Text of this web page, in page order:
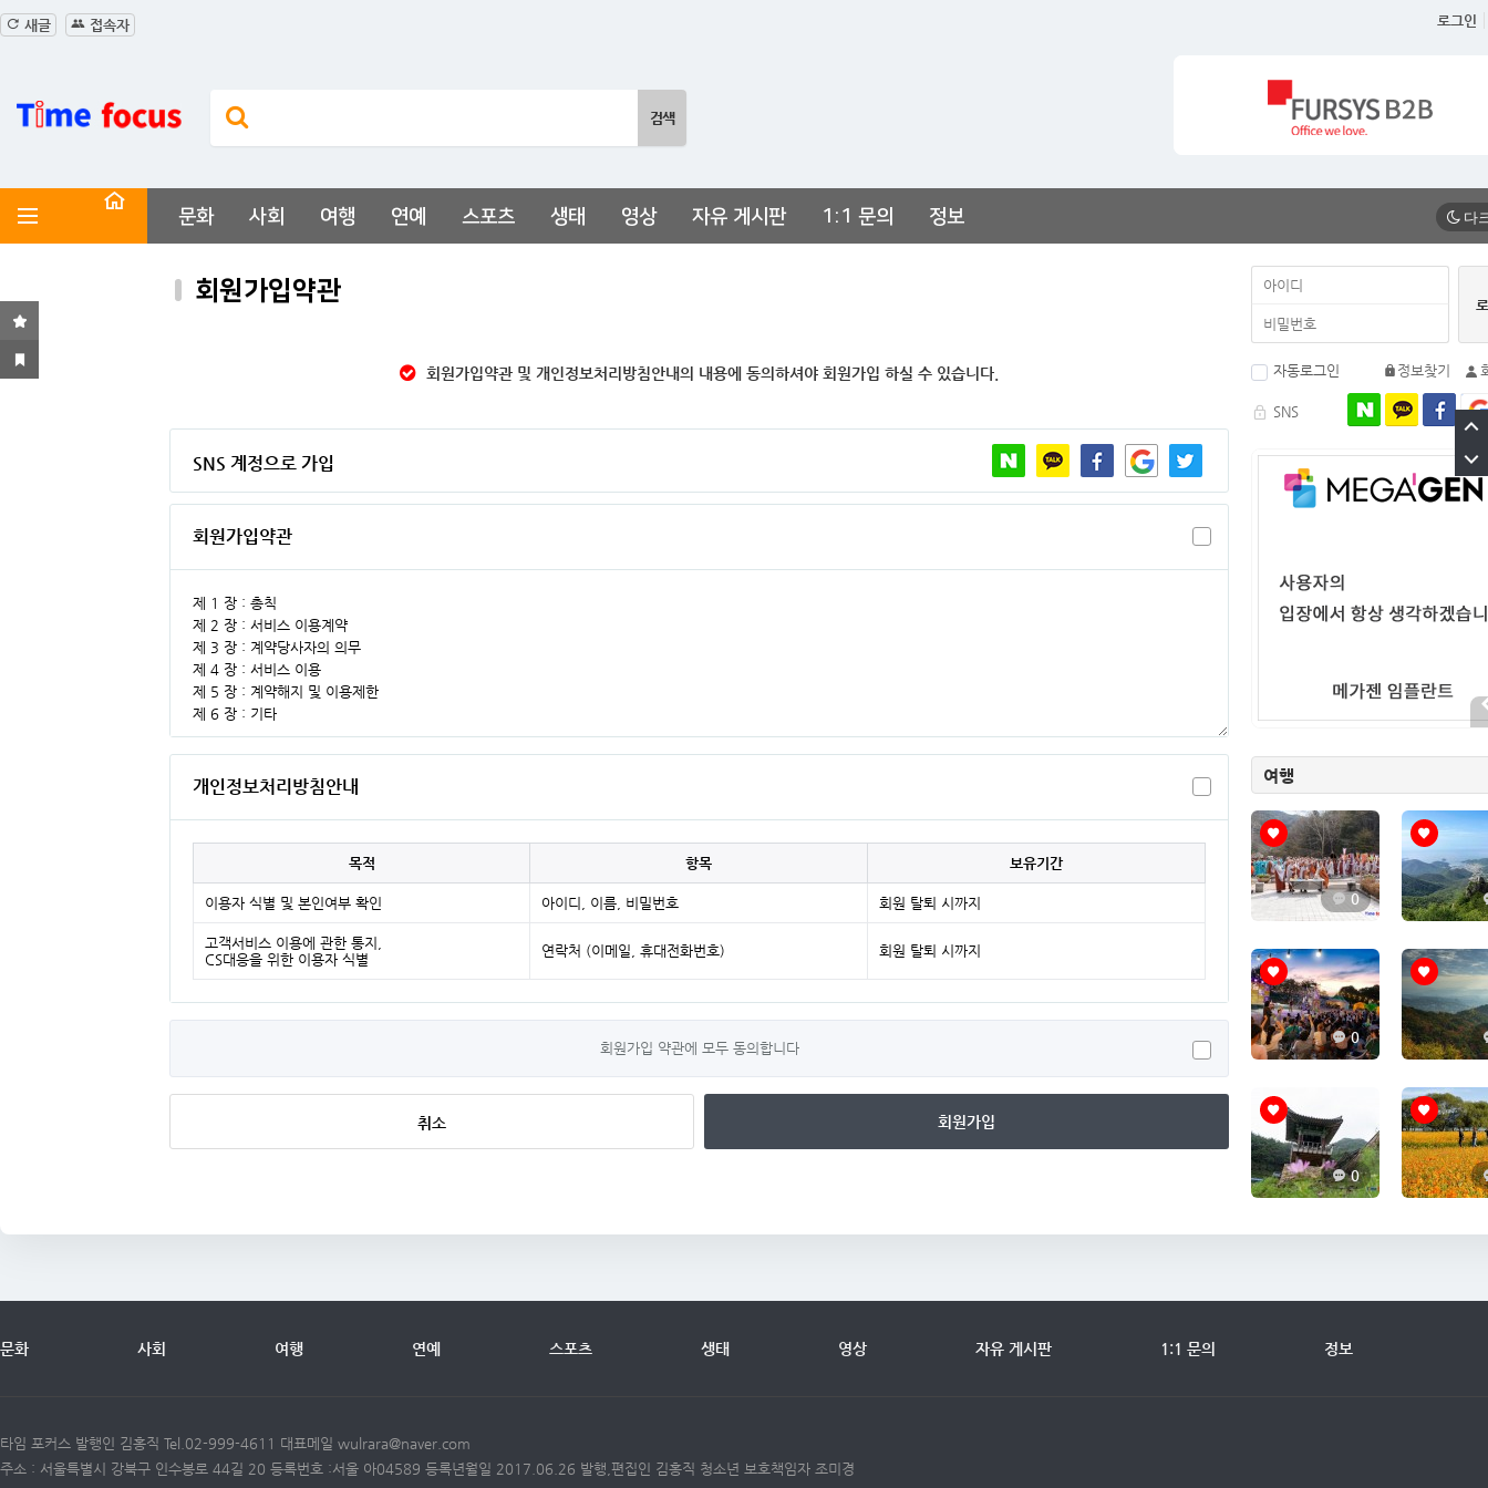
새글 접속자 로그인
문화 사회 여행 연예 스포츠 생태 영상 자유 게시판 1:1 문의 정보
회원가입약관
회원가입약관 및 개인정보처리방침안내의 내용에 동의하셔야 회원가입 하실 수 있습니다.
SNS 계정으로 가입
회원가입약관
개인정보처리방침안내
목적 항목 보유기간
이용자 식별 및 본인여부 확인 아이디, 이름, 비밀번호 회원 탈퇴 시까지
고객서비스 이용에 관한 통지,
CS대응을 위한 이용자 식별
연락처 (이메일, 휴대전화번호) 회원 탈퇴 시까지
회원가입 약관에 모두 동의합니다
취소 회원가입
자동로그인 정보찾기
SNS
여행
0
0
0
문화 사회 여행 연예 스포츠 생태 영상 자유 게시판 1:1 문의 정보
타임 포커스 발행인 김홍직 Tel.02-999-4611 대표메일 wulrara@naver.com
주소 : 서울특별시 강북구 인수봉로 44길 20 등록번호 :서울 아04589 등록년월일 2017.06.26 발행,편집인 김홍직 청소년 보호책임자 조미경